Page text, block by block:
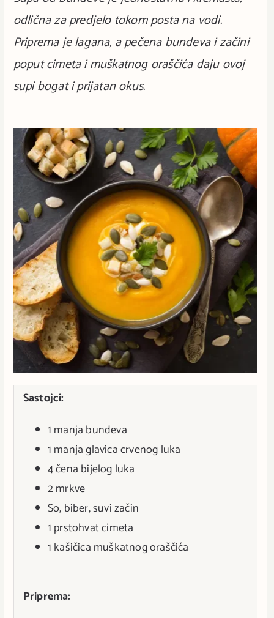
odlična za predjelo tokom posta na vodi.
Priprema je lagana, a pečena bundeva i začini
poput cimeta i muškatnog oraščića daju ovoj
supi bogat i prijatan okus.
Sastojci:
1 manja bundeva
1 manja glavica crvenog luka
4 čena bijelog luka
2 mrkve
So, biber, suvi začin
1 prstohvat cimeta
1 kašičica muškatnog oraščića
Priprema: